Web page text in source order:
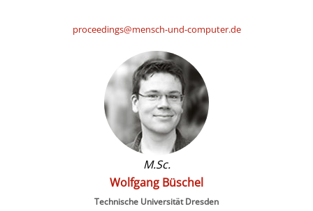
proceedings@mensch-und-computer.de
M.Sc.
Wolfgang Büschel
Technische Universität Dresden